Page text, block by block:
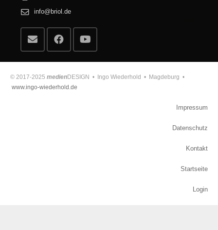
info@briol.de
© 2017-2025 medienDESIGN • Ingo Wiederhold • Magdeburg •
www.ingo-wiederhold.de
Impressum
Datenschutz
Kontakt
Startseite
Login